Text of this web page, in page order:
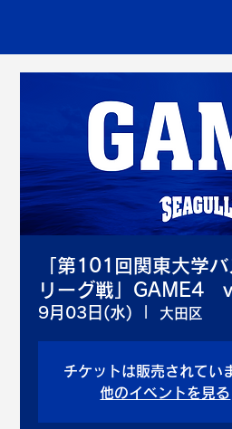
「第101回関東大学
リーグ戦」GAME4
9月03日(水) 大田区
チケットは販売されてい
他のイベントを見る